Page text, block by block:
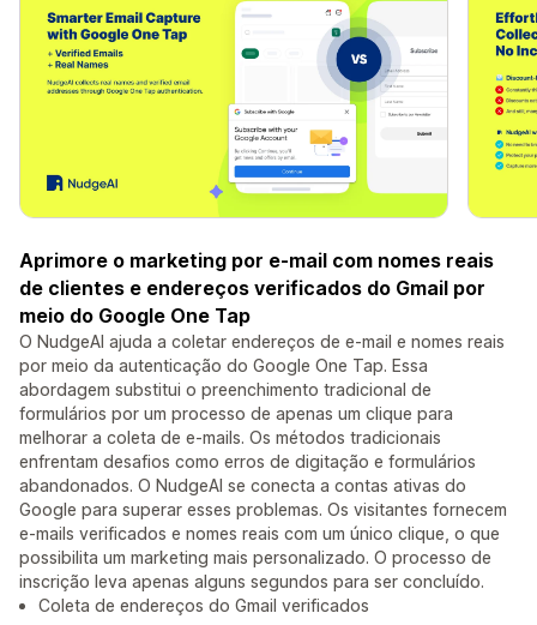
Aprimore o marketing por e-mail com nomes reais
de clientes e endereços verificados do Gmail por
meio do Google One Tap
O NudgeAI ajuda a coletar endereços de e-mail e nomes reais
por meio da autenticação do Google One Tap. Essa
abordagem substitui o preenchimento tradicional de
formulários por um processo de apenas um clique para
melhorar a coleta de e-mails. Os métodos tradicionais
enfrentam desafios como erros de digitação e formulários
abandonados. O NudgeAI se conecta a contas ativas do
Google para superar esses problemas. Os visitantes fornecem
e-mails verificados e nomes reais com um único clique, o que
possibilita um marketing mais personalizado. O processo de
inscrição leva apenas alguns segundos para ser concluído.
Coleta de endereços do Gmail verificados